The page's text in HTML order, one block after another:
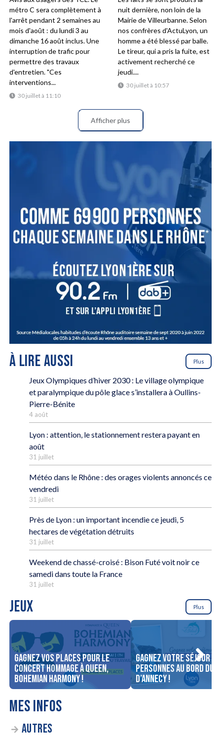
30 juillet à 11:10
métro C sera complètement à
l'arrêt pendant 2 semaines au
mois d'août : du lundi 3 au
dimanche 16 août inclus. Une
interruption de trafic pour
permettre des travaux
d'entretien. "Ces
interventions...
30 juillet à 10:57
nuit dernière, non loin de la
Mairie de Villeurbanne. Selon
nos confrères d'ActuLyon, un
homme a été blessé par balle.
Le tireur, qui a pris la fuite, est
activement recherché ce
jeudi....
Afficher plus
À LIRE AUSSI Plus
Jeux Olympiques d’hiver 2030 : Le village olympique
et paralympique du pôle glace s’installera à Oullins-
Pierre-Bénite
4 août
Lyon : attention, le stationnement restera payant en
août
31 juillet
Météo dans le Rhône : des orages violents annoncés ce
vendredi
31 juillet
Près de Lyon : un important incendie ce jeudi, 5
hectares de végétation détruits
31 juillet
Weekend de chassé-croisé : Bison Futé voit noir ce
samedi dans toute la France
31 juillet
JEUX Plus
Gagnez vos places pour le
concert Hommage à Queen,
Bohemian Harmony !
Gagnez votre séjour
personnes au bord du
d’Annecy !
MES INFOS
AUTRES